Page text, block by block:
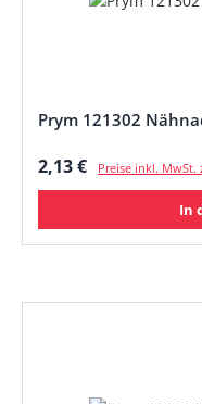
Prym 121302
Regulärer Preis:
2,13 € Preise inkl. MwSt.
In